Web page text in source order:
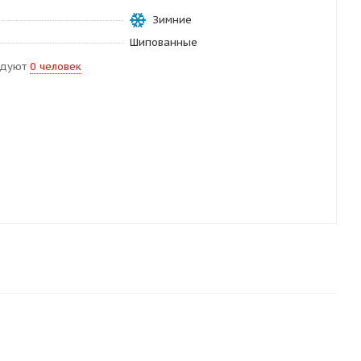
Зимние
Шипованные
0 человек